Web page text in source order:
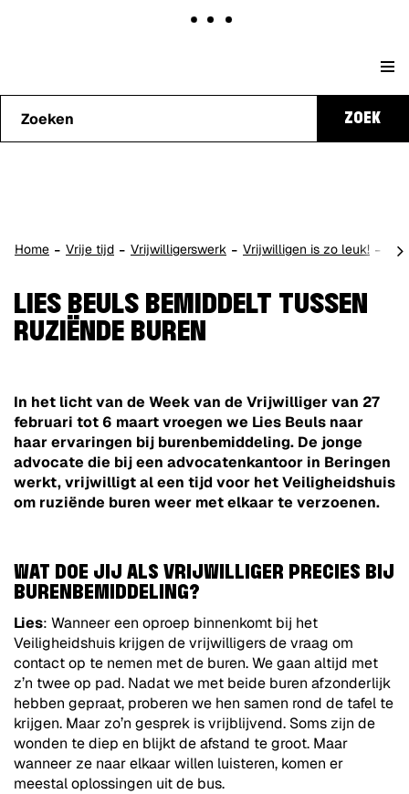
Genk
kunnen
we je
ZOEK
Home Vrije tijd Vrijwilligerswerk Vrijwilligen is zo leuk!
LIES BEULS BEMIDDELT TUSSEN
RUZIËNDE BUREN
In het licht van de Week van de Vrijwilliger van 27
februari tot 6 maart vroegen we Lies Beuls naar
haar ervaringen bij burenbemiddeling. De jonge
advocate die bij een advocatenkantoor in Beringen
werkt, vrijwilligt al een tijd voor het Veiligheidshuis
om ruziënde buren weer met elkaar te verzoenen.
WAT DOE JIJ ALS VRIJWILLIGER PRECIES BIJ
BURENBEMIDDELING?
Lies: Wanneer een oproep binnenkomt bij het
Veiligheidshuis krijgen de vrijwilligers de vraag om
contact op te nemen met de buren. We gaan altijd met
z’n twee op pad. Nadat we met beide buren afzonderlijk
hebben gepraat, proberen we hen samen rond de tafel te
krijgen. Maar zo’n gesprek is vrijblijvend. Soms zijn de
wonden te diep en blijkt de afstand te groot. Maar
wanneer ze naar elkaar willen luisteren, komen er
meestal oplossingen uit de bus.